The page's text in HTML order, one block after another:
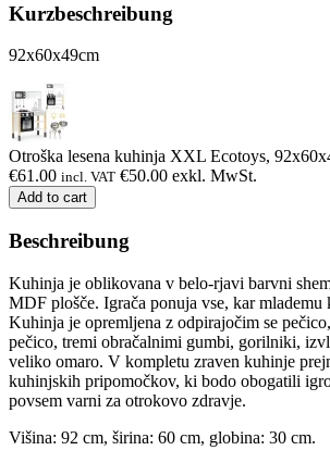
Kurzbeschreibung
92x60x49cm
Otroška lesena kuhinja XXL Ecotoys,
€61.00 incl. VAT €50.00 exkl. MwSt.
Add to cart
Beschreibung
Kuhinja je oblikovana v belo-rjavi barvni
MDF plošče. Igrača ponuja vse, kar mlademu
Kuhinja je opremljena z odpirajočim se
pečico, tremi obračalnimi gumbi, gorilniki,
veliko omaro. V kompletu zraven kuhinje
kuhinjskih pripomočkov, ki bodo obogatili
povsem varni za otrokovo zdravje.
Višina: 92 cm, širina: 60 cm, globina: 30 cm.